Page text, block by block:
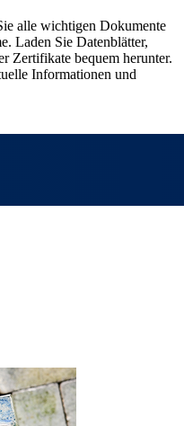
alle wichtigen Dokumente
Laden Sie Datenblätter,
Zertifikate bequem herunter.
Informationen und